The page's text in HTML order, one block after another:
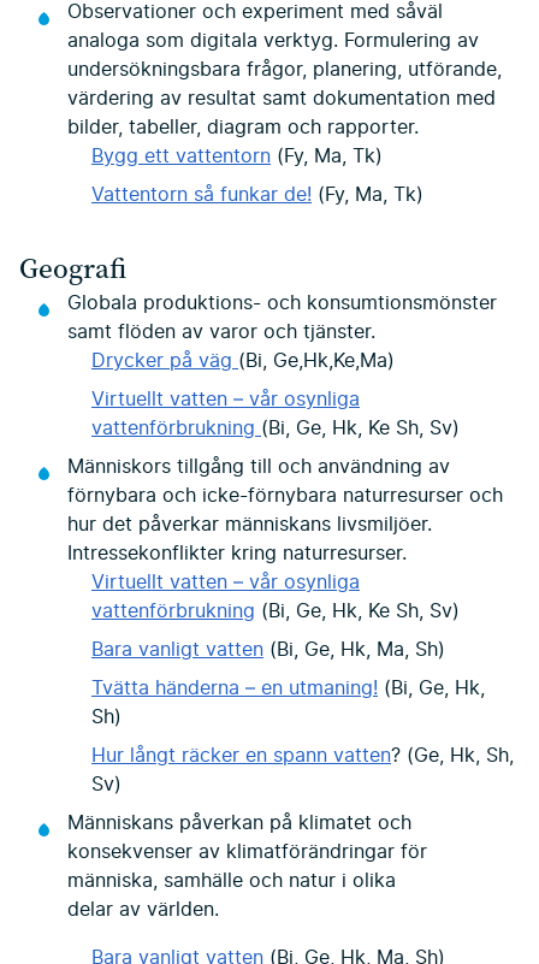
Observationer och experiment med såväl
analoga som digitala verktyg. Formulering av
undersökningsbara frågor, planering, utförande,
värdering av resultat samt dokumentation med
bilder, tabeller, diagram och rapporter.
Bygg ett vattentorn (Fy, Ma, Tk)
Vattentorn så funkar de! (Fy, Ma, Tk)
Geografi
Globala produktions- och konsumtionsmönster
samt flöden av varor och tjänster.
Drycker på väg (Bi, Ge,Hk,Ke,Ma)
Virtuellt vatten – vår osynliga
vattenförbrukning (Bi, Ge, Hk, Ke Sh, Sv)
Människors tillgång till och användning av
förnybara och icke-förnybara naturresurser och
hur det påverkar människans livsmiljöer.
Intressekonflikter kring naturresurser.
Virtuellt vatten – vår osynliga
vattenförbrukning (Bi, Ge, Hk, Ke Sh, Sv)
Bara vanligt vatten (Bi, Ge, Hk, Ma, Sh)
Tvätta händerna – en utmaning! (Bi, Ge, Hk,
Sh)
Hur långt räcker en spann vatten? (Ge, Hk, Sh,
Sv)
Människans påverkan på klimatet och
konsekvenser av klimatförändringar för
människa, samhälle och natur i olika
delar av världen.
Bara vanligt vatten (Bi, Ge, Hk, Ma, Sh)